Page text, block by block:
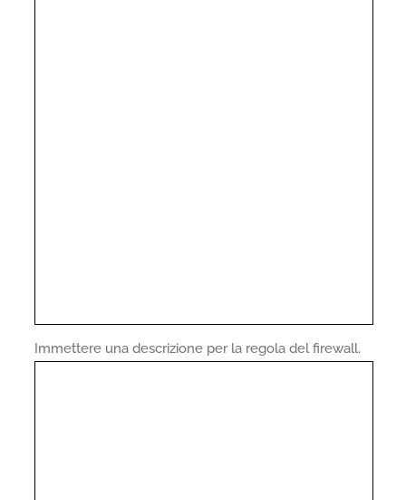
Immettere una descrizione per la regola del firewall.